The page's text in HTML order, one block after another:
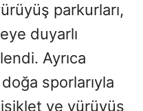
parkurları,
duyarlı
Ayrıca
sporlarıyla
ve yürüyüş